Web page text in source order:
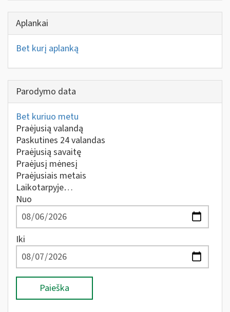
Aplankai
Bet kurį aplanką
Parodymo data
Bet kuriuo metu
Praėjusią valandą
Paskutines 24 valandas
Praėjusią savaitę
Praėjusį mėnesį
Praėjusiais metais
Laikotarpyje…
Nuo
Iki
Paieška